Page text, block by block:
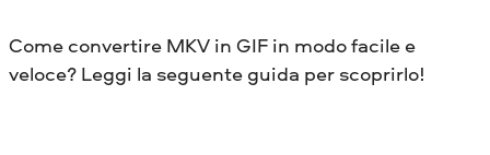
Come convertire MKV in GIF in modo facile e
veloce? Leggi la seguente guida per scoprirlo!